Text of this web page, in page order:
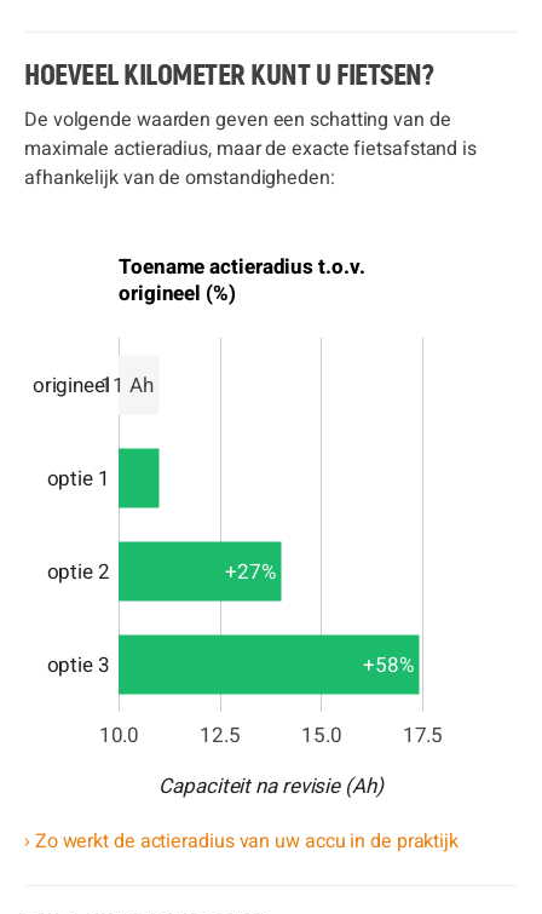
HOEVEEL KILOMETER KUNT U FIETSEN?
De volgende waarden geven een schatting van de
maximale actieradius, maar de exacte fietsafstand is
afhankelijk van de omstandigheden:
Toename actieradius t.o.v.
origineel (%)
10.0 12.5 15.0 17.5
origineel
optie 1
optie 2
optie 3
11 Ah
+27%
+58%
Capaciteit na revisie (Ah)
› Zo werkt de actieradius van uw accu in de praktijk